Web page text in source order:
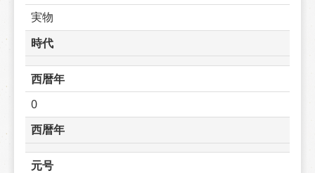
実物
時代
西暦年
0
西暦年
元号